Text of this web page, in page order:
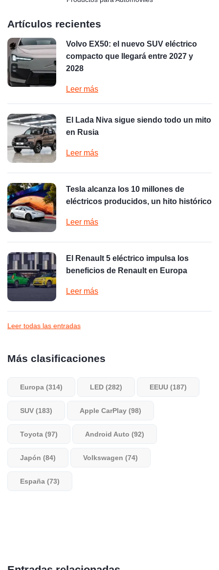
Artículos recientes
Volvo EX50: el nuevo SUV eléctrico
compacto que llegará entre 2027 y
2028
Leer más
El Lada Niva sigue siendo todo un mito
en Rusia
Leer más
Tesla alcanza los 10 millones de
eléctricos producidos, un hito histórico
Leer más
El Renault 5 eléctrico impulsa los
beneficios de Renault en Europa
Leer más
Leer todas las entradas
Más clasificaciones
Europa (314) LED (282) EEUU (187)
SUV (183) Apple CarPlay (98)
Toyota (97) Android Auto (92)
Japón (84) Volkswagen (74)
España (73)